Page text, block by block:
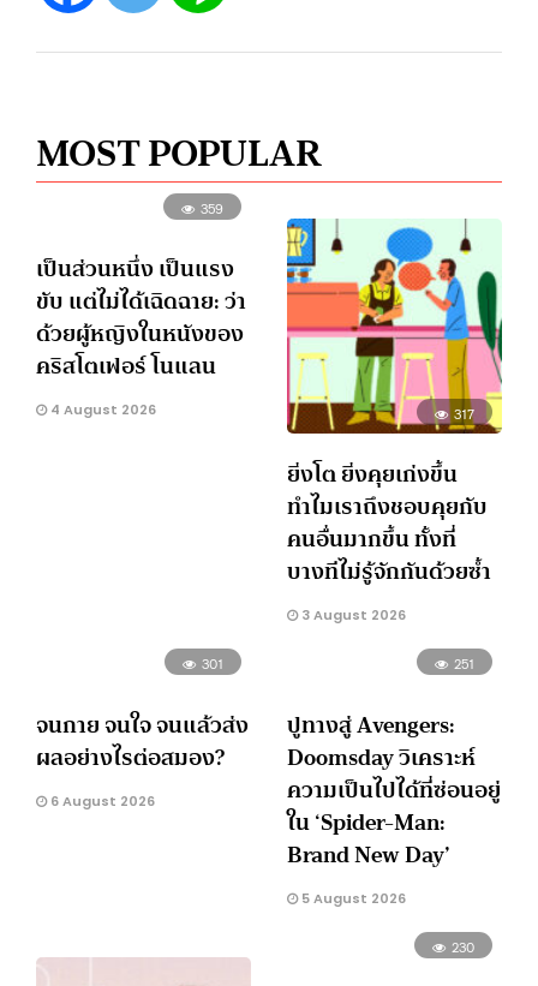
MOST POPULAR
359
เป็นส่วนหนึ่ง เป็นแรง
ขับ แต่ไม่ได้เฉิดฉาย: ว่า
ด้วยผู้หญิงในหนังของ
คริสโตเฟอร์ โนแลน
4 August 2026 317
ยิ่งโต ยิ่งคุยเก่งขึ้น
ทำไมเราถึงชอบคุยกับ
คนอื่นมากขึ้น ทั้งที่
บางทีไม่รู้จักกันด้วยซ้ำ
3 August 2026
301
จนกาย จนใจ จนแล้วส่ง
ผลอย่างไรต่อสมอง?
6 August 2026
251
ปูทางสู่ Avengers:
Doomsday วิเคราะห์
ความเป็นไปได้ที่ซ่อนอยู่
ใน ‘Spider-Man:
Brand New Day’
5 August 2026
230